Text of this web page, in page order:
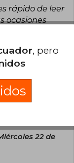
rápido de leer
ocasiones
la
uno como
que
22 de
, pero